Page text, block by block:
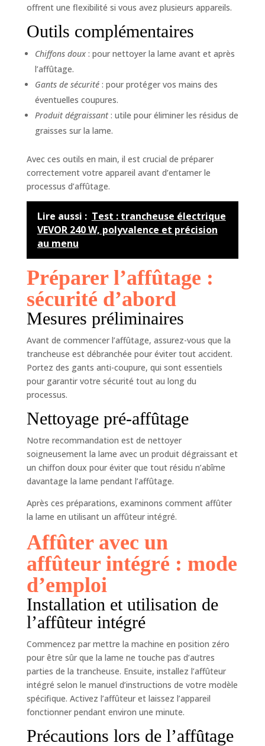
offrent une flexibilité si vous avez plusieurs appareils.
Outils complémentaires
Chiffons doux: pour nettoyer la lame avant et après
l’affûtage.
Gants de sécurité: pour protéger vos mains des
éventuelles coupures.
Produit dégraissant: utile pour éliminer les résidus de
graisses sur la lame.
Avec ces outils en main, il est crucial de préparer
correctement votre appareil avant d’entamer le
processus d’affûtage.
Lire aussi : Test : trancheuse électrique
VEVOR 240 W, polyvalence et précision
au menu
Préparer l’affûtage :
sécurité d’abord
Mesures préliminaires
Avant de commencer l’affûtage, assurez-vous que la
trancheuse est débranchée pour éviter tout accident.
Portez des gants anti-coupure, qui sont essentiels
pour garantir votre sécurité tout au long du
processus.
Nettoyage pré-affûtage
Notre recommandation est de nettoyer
soigneusement la lame avec un produit dégraissant et
un chiffon doux pour éviter que tout résidu n’abîme
davantage la lame pendant l’affûtage.
Après ces préparations, examinons comment affûter
la lame en utilisant un affûteur intégré.
Affûter avec un
affûteur intégré : mode
d’emploi
Installation et utilisation de
l’affûteur intégré
Commencez par mettre la machine en position zéro
pour être sûr que la lame ne touche pas d’autres
parties de la trancheuse. Ensuite, installez l’affûteur
intégré selon le manuel d’instructions de votre modèle
spécifique. Activez l’affûteur et laissez l’appareil
fonctionner pendant environ une minute.
Précautions lors de l’affûtage